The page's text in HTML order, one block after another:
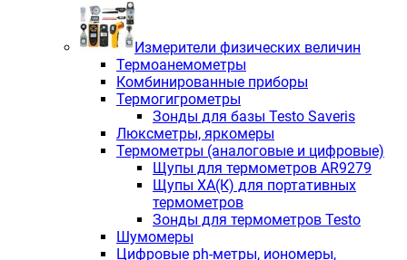
Измерители физических величин
Термоанемометры
Комбинированные приборы
Термогигрометры
Зонды для базы Testo Saveris
Люксметры, яркомеры
Термометры (аналоговые и цифровые)
Щупы для термометров AR9279
Щупы ХА(К) для портативных
термометров
Зонды для термометров Testo
Шумомеры
Цифровые ph-метры, иономеры,